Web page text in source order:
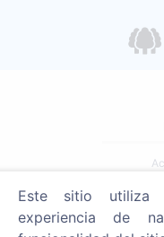
Este sitio utiliza
experiencia de